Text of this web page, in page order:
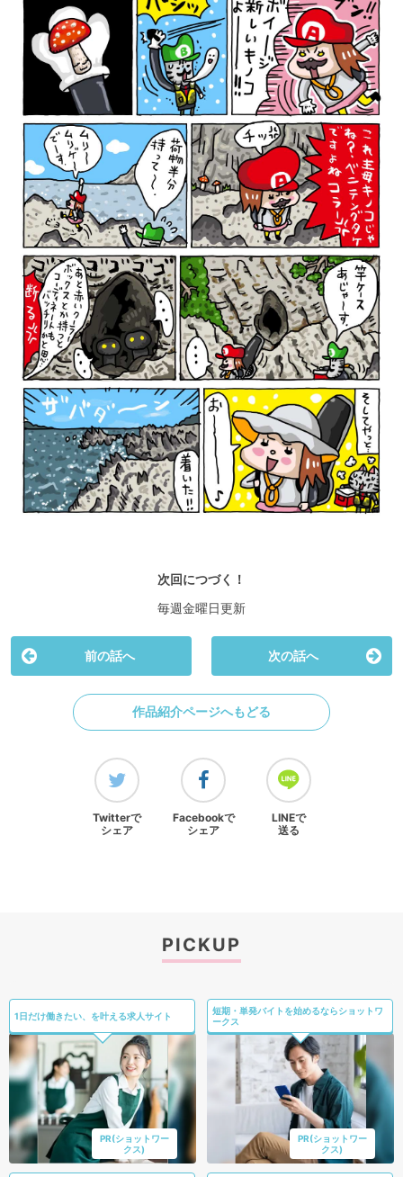
次回につづく！
毎週金曜日更新
前の話へ 次の話へ
作品紹介ページへもどる
Twitterで
シェア
Facebookで
シェア
LINEで
送る
PICKUP
1日だけ働きたい、を叶える求人サイト
PR(ショットワー
クス)
短期・単発バイトを始めるならショットワ
ークス
PR(ショットワー
クス)